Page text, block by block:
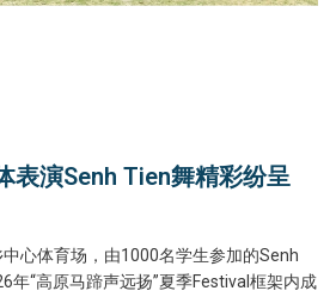
表演Senh Tien舞精彩纷呈
心体育场，由1000名学生参加的Senh
年“高原马蹄声远扬”夏季Festival框架内成